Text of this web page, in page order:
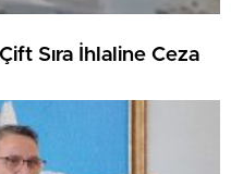
Sıra İhlaline Ceza